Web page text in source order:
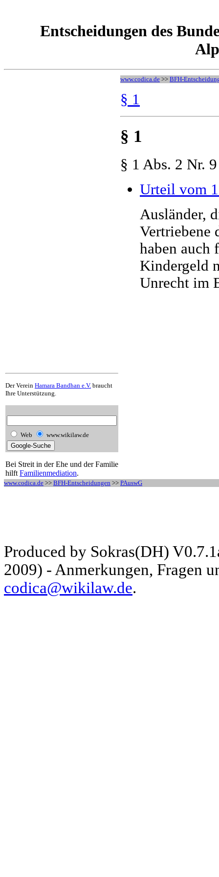
Entscheidungen des
Der Verein Hamara Bandhan e.V. braucht
Ihre Unterstützung.
Web www.wikilaw.de
Bei Streit in der Ehe und der Familie
hilft Familienmediation.
www.codica.de >> BFH-
§ 1
§ 1
§ 1 Abs. 2 Nr.
Urteil vom
Ausländer,
Vertriebene
haben auch
Kindergeld
Unrecht im
www.codica.de >> BFH-Entscheidungen >> PAuswG
Produced by Sokras(DH)
2009) - Anmerkungen, Fragen
codica@wikilaw.de.